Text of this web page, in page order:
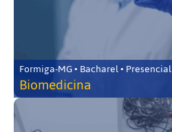
Formiga-MG • Bacharel • Presencial
Biomedicina